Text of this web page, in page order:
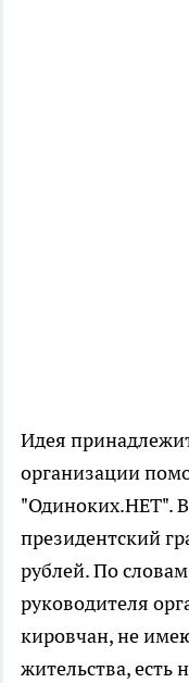
Идея
организации
"Одиноких.НЕТ".
президентский
рублей. По
руководителя
кировчан, не
жительства, есть